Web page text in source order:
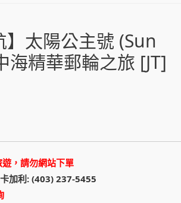
太陽公主號 (Sun
海精華郵輪之旅 [JT]
，請勿網站下單
加利: (403) 237-5455